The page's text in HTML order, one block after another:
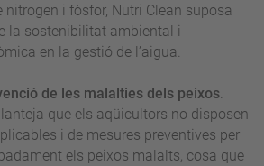
nitrogen i fòsfor, Nutri Clean suposa
la sostenibilitat ambiental i
en la gestió de l’aigua.
de les malalties dels peixos
que els aqüicultors no disposen
i de mesures preventives per
els peixos malalts, cosa que